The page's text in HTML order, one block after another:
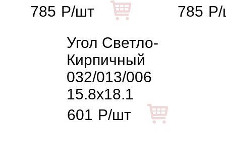
785 Р/шт
785
Угол Светло-
Кирпичный
032/013/006
15.8x18.1
601 Р/шт